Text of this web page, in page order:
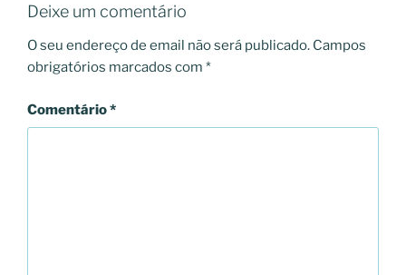
Deixe um comentário
O seu endereço de email não será publicado. Campos
obrigatórios marcados com *
Comentário*